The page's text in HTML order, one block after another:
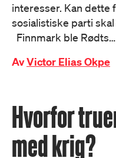
interesser. Kan dette
sosialistiske parti
Finnmark ble Rødts…
AvVictor Elias Okpe
Hvorfor
med krig?